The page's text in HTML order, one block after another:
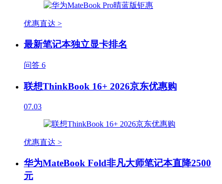
优惠直达 >
最新笔记本独立显卡排名
问答 6
联想ThinkBook 16+ 2026京东优惠购
07.03
优惠直达 >
华为MateBook Fold非凡大师笔记本直降2500
元